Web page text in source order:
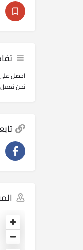
احصل
نحن نعمل